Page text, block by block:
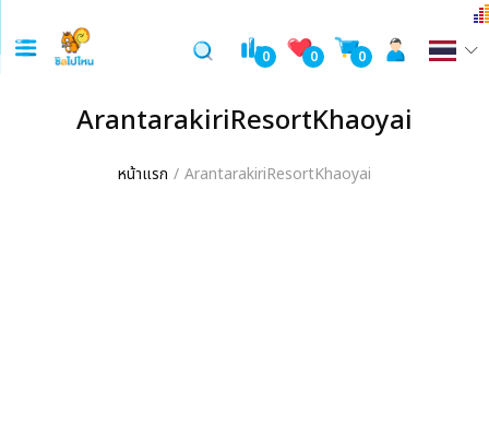
0 0 0
ArantarakiriResortKhaoyai
หน้าแรก ArantarakiriResortKhaoyai